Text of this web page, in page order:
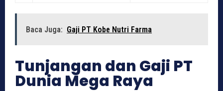
Baca Juga: Gaji PT Kobe Nutri Farma
Tunjangan dan Gaji PT
Dunia Mega Raya